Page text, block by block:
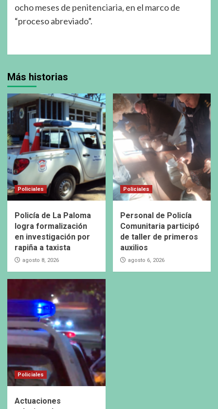
ocho meses de penitenciaria, en el marco de
“proceso abreviado”.
Más historias
Policiales
Policía de La Paloma
logra formalización
en investigación por
rapiña a taxista
agosto 8, 2026
Policiales
Personal de Policía
Comunitaria participó
de taller de primeros
auxilios
agosto 6, 2026
Policiales
Actuaciones